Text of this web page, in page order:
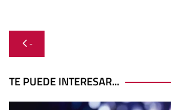
Navegación
de
entradas
-
TE PUEDE INTERESAR...